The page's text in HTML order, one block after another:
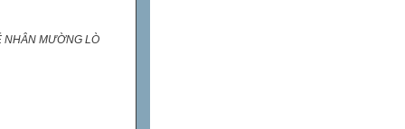
NHÂN MƯỜNG LÒ